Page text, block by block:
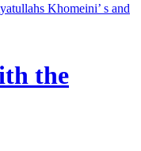
Khomeini’ s and
the